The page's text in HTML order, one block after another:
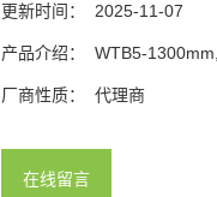
更新时间： 2025-11-07
产品介绍： WTB5-
厂商性质： 代理商
在线留言